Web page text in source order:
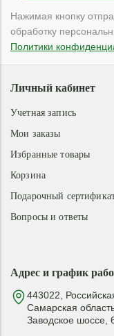
Нажимая кнопку
обработку
Политики
Адрес и график
443022,
Самарская
Заводское шоссе,
Личный кабинет
Учетная запись
Мои заказы
Избранные товары
Корзина
Подарочный
Вопросы и ответы